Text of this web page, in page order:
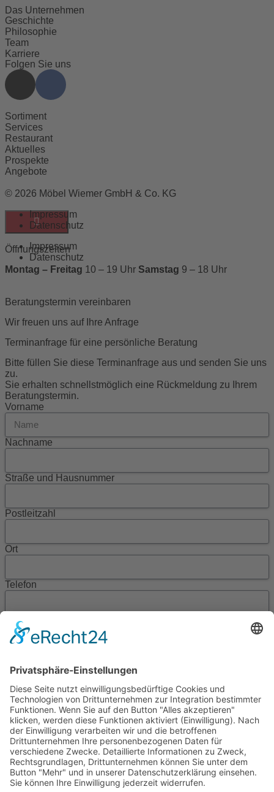
Das Unternehmen
Geschichte
Philosophie
Team
Karriere
Folgen Sie uns
Sortiment
Services
Restaurant
Aktuelles
Prospekte
Angebote
© 2026 Möbel Wiemer GmbH & Co. KG
Impressum
Datenschutz
Impressum
Datenschutz
Öffnungszeiten
Montag – Freitag 10 – 19 Uhr Samstag 9 – 18 Uhr
Beratungstermin vereinbaren
Wir freuen uns auf Ihre Anfrage
Terminanfrage für eine persönliche Beratung
Bitte füllen Sie diese Terminanfrage aus und senden Sie uns
zu.
Sie erhalten schnellstmöglich eine Rückmeldung zu Ihrem
Beratungstermin.
Vorname
Nachname
Straße und Hausnummer
Postleitzahl
Ort
Telefon
Mobil
Ich wünsche einen Beratungstermin am*
um
zu folgendem Einrichtungsbereich*